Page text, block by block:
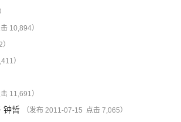
10,894）
）
11,691）
钟哲 （发布 2011-07-15 点击 7,065）